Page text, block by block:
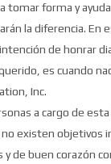
tomar forma y
la diferencia. En
de honrar
es cuando
Inc.
a cargo de
no existen objetivos
y de buen corazón